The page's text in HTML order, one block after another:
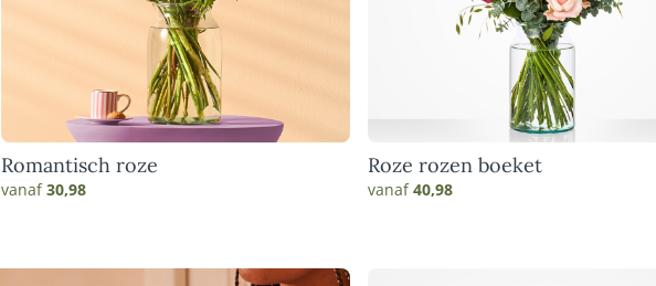
Romantisch roze
vanaf30,98
Roze rozen boeket
vanaf40,98